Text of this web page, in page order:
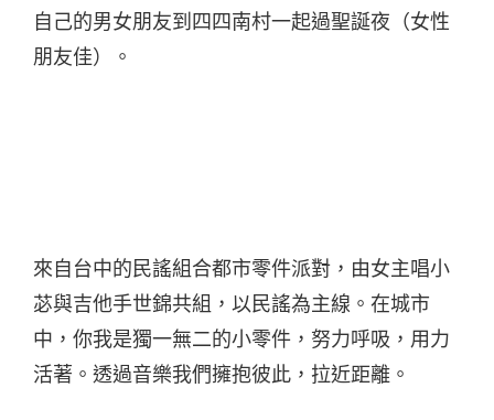
自己的男女朋友到四四南村一起過聖誕夜（女性
朋友佳）。
來自台中的民謠組合都市零件派對，由女主唱小
苾與吉他手世錦共組，以民謠為主線。在城市
中，你我是獨一無二的小零件，努力呼吸，用力
活著。透過音樂我們擁抱彼此，拉近距離。